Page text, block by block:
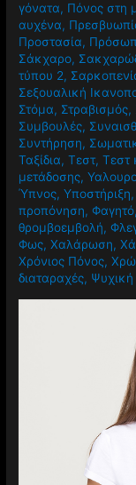
γόνατα, Πόνος στη
αυχένα,
Προστασία,
Σάκχαρο,
τύπου 2,
Σεξουαλική
Στόμα, Στραβισμός,
Συμβουλές,
Συντήρηση,
Ταξίδια,Τεστ,Τεστ
μετάδοσης,
Ύπνος,Υποστήριξη,
προπόνηση,Φαγητό
θρομβοεμβολή,
Φως,Χαλάρωση,
Χρόνιος Πόνος,
διαταραχές, Ψυχική